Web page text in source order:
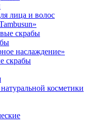
лица и волос
скрабы
наслаждение»
скрабы
косметики